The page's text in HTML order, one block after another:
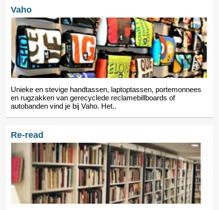
Vaho
Unieke en stevige handtassen, laptoptassen, portemonnees
en rugzakken van gerecyclede reclamebillboards of
autobanden vind je bij Vaho. Het..
Re-read